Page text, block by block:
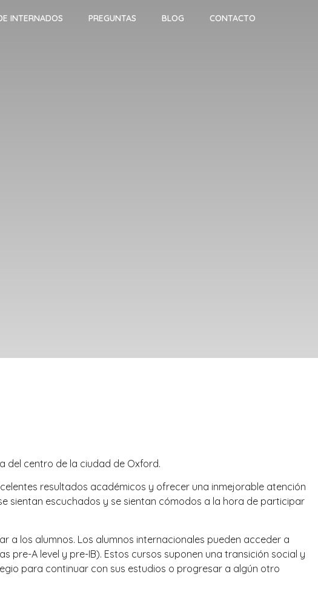
INTERNADOS PREGUNTAS BLOG CONTACTO
del centro de la ciudad de Oxford.
resultados académicos y ofrecer una inmejorable atención
sientan escuchados y se sientan cómodos a la hora de participar
a los alumnos. Los alumnos internacionales pueden acceder a
pre-A level y pre-IB). Estos cursos suponen una transición social y
para continuar con sus estudios o progresar a algún otro